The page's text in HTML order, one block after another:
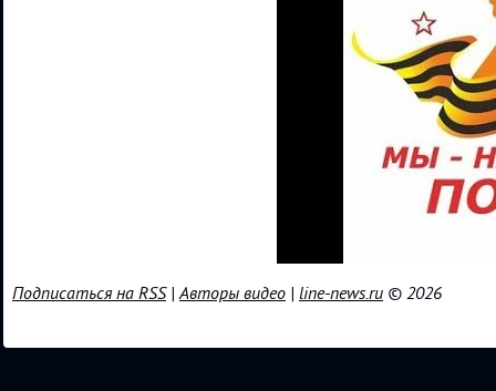
Подписаться на RSS|Авторы видео | line-news.ru © 2026